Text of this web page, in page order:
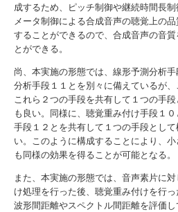
成するため、ピッチ制御や継続時間長
メータ制御による合成音声の聴覚上の品
することができるので、合成音声の音質
とができる。
尚、本実施の形態では、線形予測分析手
分析手段１１とを別々に備えているが、
これら２つの手段を共有して１つの手
も良い。同様に、聴覚重み付け手段１
手段１２とを共有して１つの手段として
い。このように構成することにより、
も同様の効果を得ることが可能となる。
また、本実施の形態では、音声素片に
け処理を行った後、聴覚重み付けを行
波形間距離やスペクトル間距離を評価し